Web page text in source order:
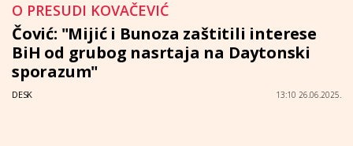
O PRESUDI KOVAČEVIĆ
Čović: "Mijić i Bunoza zaštitili interese
BiH od grubog nasrtaja na Daytonski
sporazum"
DESK 13:10 26.06.2025.